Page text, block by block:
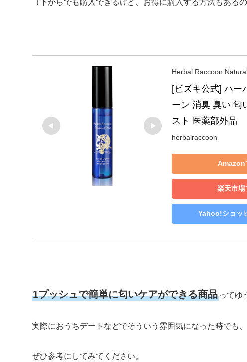
（下からでも購入できるけど、お得に購入する方法もある
Herbal Raccoon
[ビズキ公式] ハー
ーン 消臭 臭い 匂
スト 医薬部外品
herbalraccoon
Amazon
楽天市場
Yahoo!ショッ
1プッシュで簡単に匂いケアができる商品 ってゆ
実際におうちデートなどでそういう雰囲気になった時でも
ぜひ参考にしてみてください。